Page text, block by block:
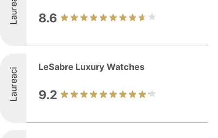
Laureaci 8.6
Laureaci LeSabre Luxury Watches
9.2